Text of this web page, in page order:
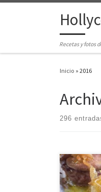
Saltar al contenido
Recetas y fotos
Inicio » 2016
296